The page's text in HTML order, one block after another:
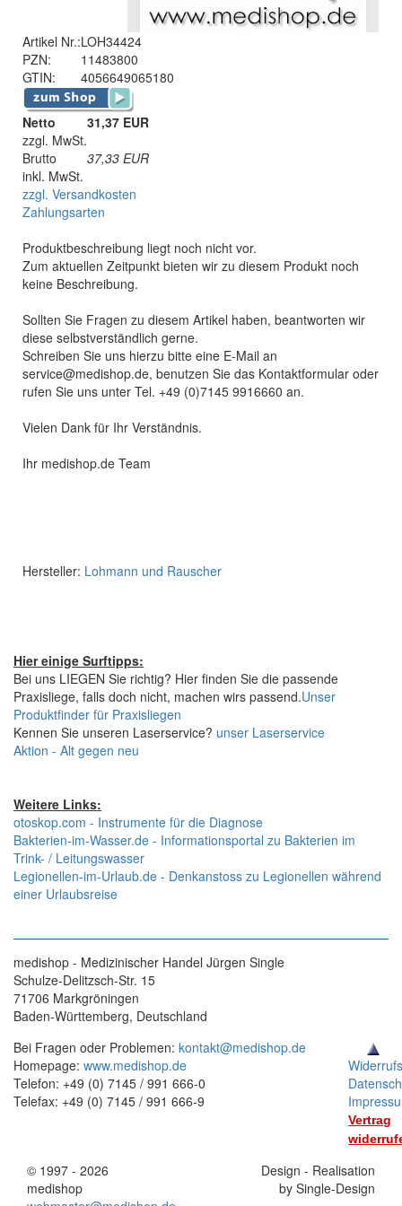
Artikel Nr.:LOH34424
PZN:
11483800
GTIN:
4056649065180
Netto
31,37 EUR
zzgl. MwSt.
Brutto
37,33 EUR
inkl. MwSt.
zzgl. Versandkosten
Zahlungsarten
Produktbeschreibung liegt noch nicht vor.
Zum aktuellen Zeitpunkt bieten wir zu diesem Produkt noch
keine Beschreibung.
Sollten Sie Fragen zu diesem Artikel haben, beantworten wir
diese selbstverständlich gerne.
Schreiben Sie uns hierzu bitte eine E-Mail an
service@medishop.de, benutzen Sie das Kontaktformular oder
rufen Sie uns unter Tel. +49 (0)7145 9916660 an.
Vielen Dank für Ihr Verständnis.
Ihr medishop.de Team
Hersteller: Lohmann und Rauscher
Hier einige Surftipps:
Bei uns LIEGEN Sie richtig? Hier finden Sie die passende
Praxisliege, falls doch nicht, machen wirs passend.Unser
Produktfinder für Praxisliegen
Kennen Sie unseren Laserservice? unser Laserservice
Aktion - Alt gegen neu
Weitere Links:
otoskop.com - Instrumente für die Diagnose
Bakterien-im-Wasser.de - Informationsportal zu Bakterien im
Trink- / Leitungswasser
Legionellen-im-Urlaub.de - Denkanstoss zu Legionellen während
einer Urlaubsreise
medishop - Medizinischer Handel Jürgen Single
Schulze-Delitzsch-Str. 15
71706 Markgröningen
Baden-Württemberg, Deutschland
Bei Fragen oder Problemen: kontakt@medishop.de
Homepage: www.medishop.de
Telefon: +49 (0) 7145 / 991 666-0
Telefax: +49 (0) 7145 / 991 666-9
Vertrag
© 1997 - 2026
medishop
Design - Realisation
by Single-Design